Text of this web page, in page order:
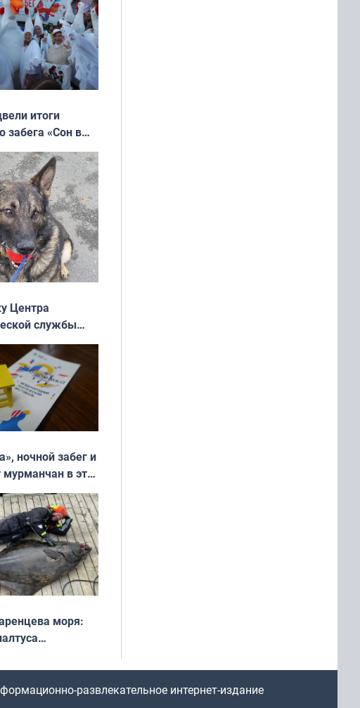
итоги
забега «Сон в
ночь»
Центра
службы
дом
ночной забег и
в эти
моря:
развлекательное интернет-издание